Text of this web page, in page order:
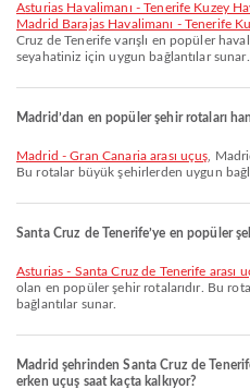
Asturias Havalimanı - Tenerife Kuzey
Madrid Barajas Havalimanı - Tenerife
Cruz de Tenerife varışlı en popüler
seyahatiniz için uygun bağlantılar sunar.
Madrid’dan en popüler şehir rotaları
Madrid - Gran Canaria arası uçuş ,
Bu rotalar büyük şehirlerden uygun
Santa Cruz de Tenerife’ye en popüler
Asturias - Santa Cruz de Tenerife arası
olan en popüler şehir rotalarıdır. Bu
bağlantılar sunar.
Madrid şehrinden Santa Cruz de
erken uçuş saat kaçta kalkıyor?